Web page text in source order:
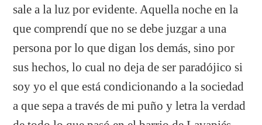
sale a la luz por evidente. Aquella noche en la
que comprendí que no se debe juzgar a una
persona por lo que digan los demás, sino por
sus hechos, lo cual no deja de ser paradójico si
soy yo el que está condicionando a la sociedad
a que sepa a través de mi puño y letra la verdad